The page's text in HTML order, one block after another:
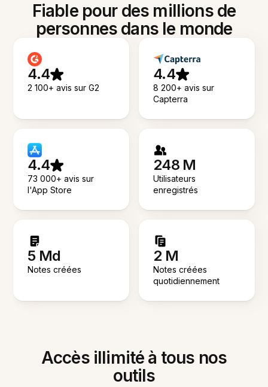
Fiable pour des millions de
personnes dans le monde
4.4
2 100+ avis sur G2
4.4
8 200+ avis sur
Capterra
4.4
73 000+ avis sur
l'App Store
248 M
Utilisateurs
enregistrés
5 Md
Notes créées
2 M
Notes créées
quotidiennement
Accès illimité à tous nos
outils